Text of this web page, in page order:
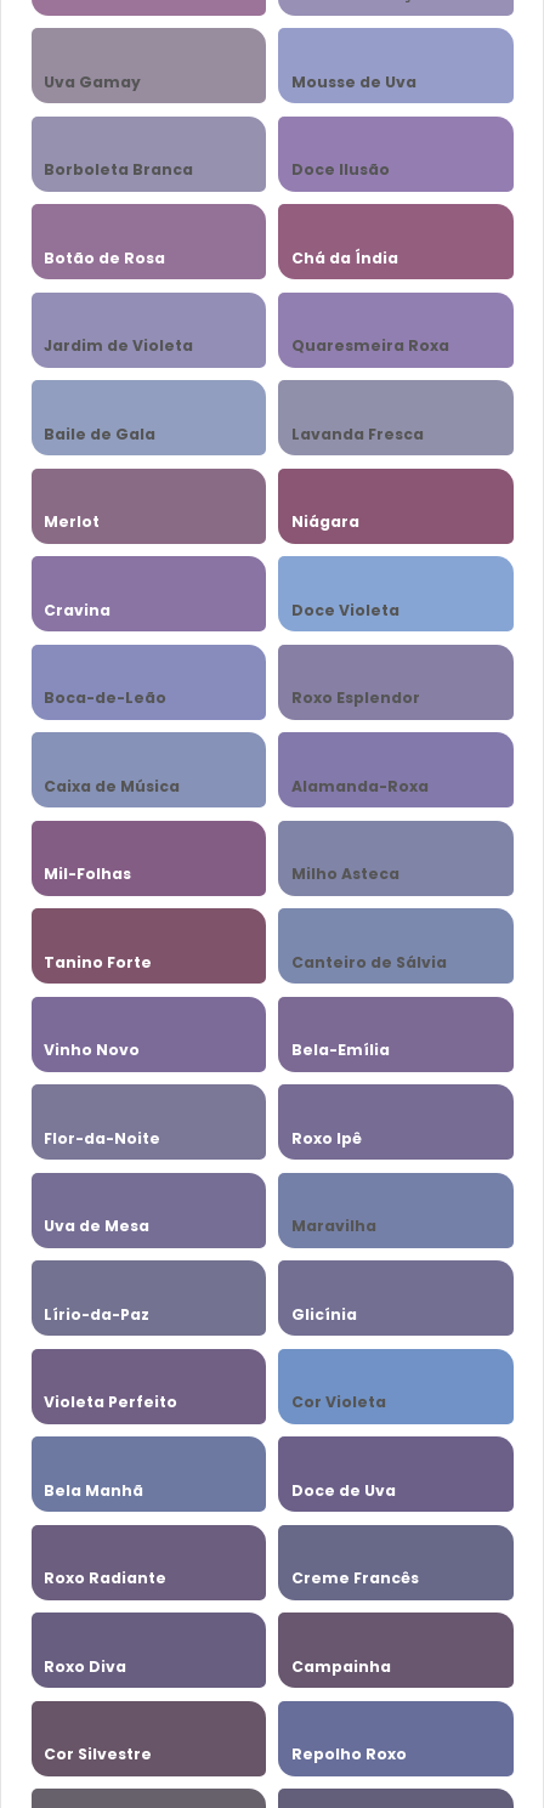
Uva Gamay Mousse de Uva
Borboleta Branca Doce Ilusão
Botão de Rosa Chá da Índia
Jardim de Violeta Quaresmeira Roxa
Baile de Gala Lavanda Fresca
Merlot Niágara
Cravina Doce Violeta
Boca-de-Leão Roxo Esplendor
Caixa de Música Alamanda-Roxa
Mil-Folhas Milho Asteca
Tanino Forte Canteiro de Sálvia
Vinho Novo Bela-Emília
Flor-da-Noite Roxo Ipê
Uva de Mesa Maravilha
Lírio-da-Paz Glicínia
Violeta Perfeito Cor Violeta
Bela Manhã Doce de Uva
Roxo Radiante Creme Francês
Roxo Diva Campainha
Cor Silvestre Repolho Roxo